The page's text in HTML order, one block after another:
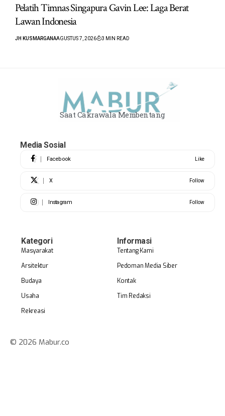
Pelatih Timnas Singapura Gavin Lee: Laga Berat
Lawan Indonesia
JH KUSMARGANAAGUSTUS 7, 2026 3 MIN READ
Saat Cakrawala Membentang
Media Sosial
Facebook Like
X Follow
Instagram Follow
Kategori
Masyarakat
Arsitektur
Budaya
Usaha
Rekreasi
Informasi
Tentang Kami
Pedoman Media Siber
Kontak
Tim Redaksi
© 2026 Mabur.co